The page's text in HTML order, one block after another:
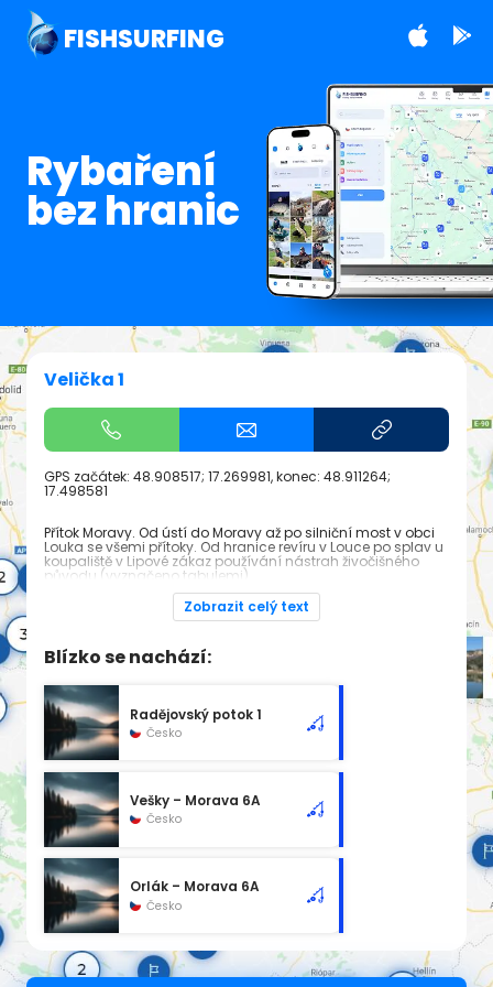
FISHSURFING
Rybaření
bez hranic
Velička 1
GPS začátek: 48.908517; 17.269981, konec: 48.911264;
17.498581
Přítok Moravy. Od ústí do Moravy až po silniční most v obci
Louka se všemi přítoky. Od hranice revíru v Louce po splav u
koupaliště v Lipové zákaz používání nástrah živočišného
původu (vyznačeno tabulemi).
Zavážení nástrah zakázáno.
Míra kapra 45 - 70 cm max., štiky 60 cm, lína 30 cm, amura
https://mrs.mrsbrno.cz/legislativa/
Strážnice
Síd
lo
Veselská 1322, 696 02 Strážnice
Tel
efo
n
518333111
E-
ma
il
mrsstraznice@seznam.cz
We
b
http://www.mrs-straznice.cz
Ko
nta
Předseda:Milan Karásek, tel.:606 458335
Jednatel:Michal Lankaš, tel.:605 782668, e-mail:
Zobrazit celý text
Blízko se nachází:
Radějovský potok 1
Česko
Vešky – Morava 6A
Česko
Orlák – Morava 6A
Česko